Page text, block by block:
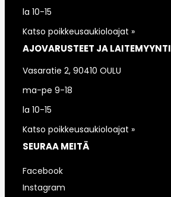
la 10-15
Katso poikkeusaukioloajat »
AJOVARUSTEET JA LAITEMYYNTI
Vasaratie 2, 90410 OULU
ma-pe 9-18
la 10-15
Katso poikkeusaukioloajat »
SEURAA MEITÄ
Facebook
Instagram